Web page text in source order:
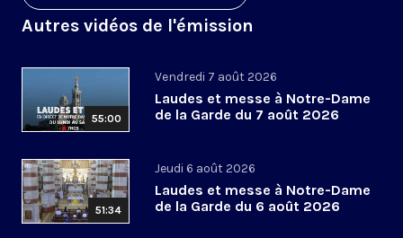
Autres vidéos de l'émission
55:00
Vendredi 7 août 2026
Laudes et messe à Notre-Dame
de la Garde du 7 août 2026
51:34
Jeudi 6 août 2026
Laudes et messe à Notre-Dame
de la Garde du 6 août 2026